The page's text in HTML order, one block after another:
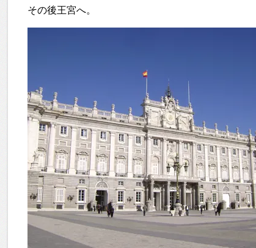
その後王宮へ。